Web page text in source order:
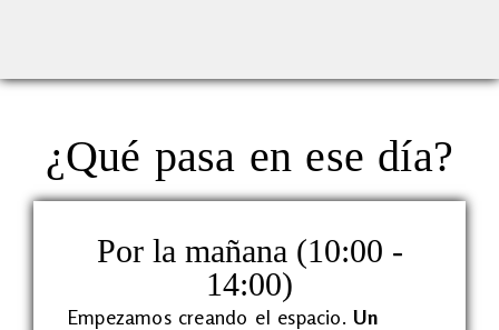
¿Qué pasa en ese día?
Por la mañana (10:00 -
14:00)
Empezamos creando el espacio. Un